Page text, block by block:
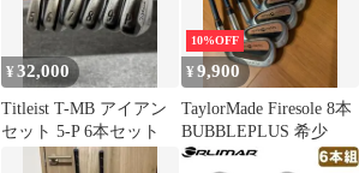
¥32,000
Titleist T-MB アイアン
セット 5-P 6本セット
10%OFF
¥9,900
TaylorMade Firesole 8本
BUBBLEPLUS 希少